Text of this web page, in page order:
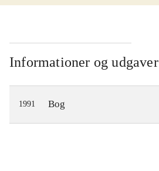
Informationer og udgaver
1991 Bog